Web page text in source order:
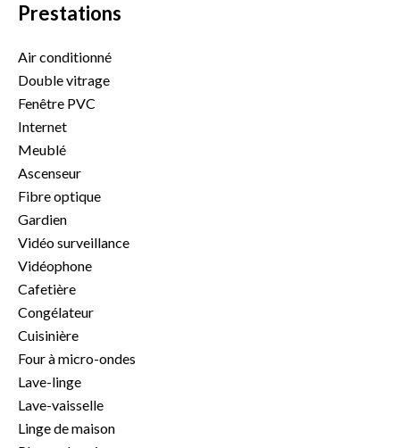
Prestations
Air conditionné
Double vitrage
Fenêtre PVC
Internet
Meublé
Ascenseur
Fibre optique
Gardien
Vidéo surveillance
Vidéophone
Cafetière
Congélateur
Cuisinière
Four à micro-ondes
Lave-linge
Lave-vaisselle
Linge de maison